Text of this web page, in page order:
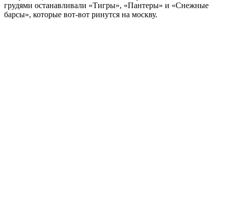
грудями останавливали «Тигры», «Пантеры» и «Снежные
барсы», которые вот-вот ринутся на москву.